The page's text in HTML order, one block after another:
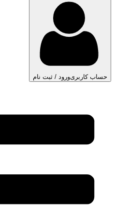
حساب کاربریورود / ثبت نام